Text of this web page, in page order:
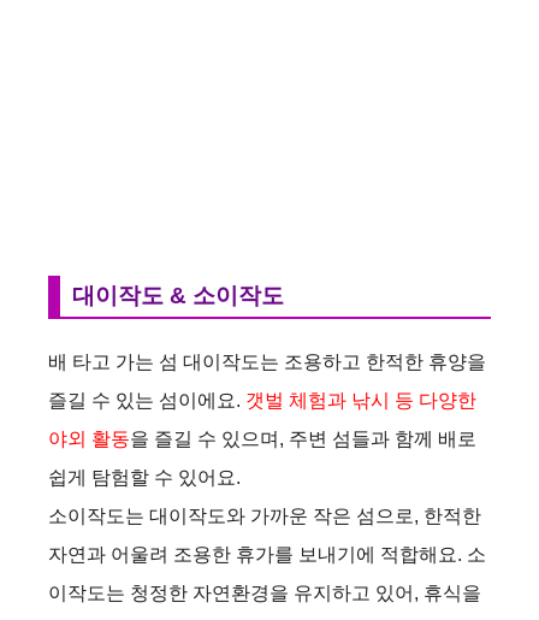
대이작도 & 소이작도
배 타고 가는 섬 대이작도는 조용하고 한적한 휴양을
즐길 수 있는 섬이에요. 갯벌 체험과 낚시 등 다양한
야외 활동을 즐길 수 있으며, 주변 섬들과 함께 배로
쉽게 탐험할 수 있어요.
소이작도는 대이작도와 가까운 작은 섬으로, 한적한
자연과 어울려 조용한 휴가를 보내기에 적합해요. 소
이작도는 청정한 자연환경을 유지하고 있어, 휴식을